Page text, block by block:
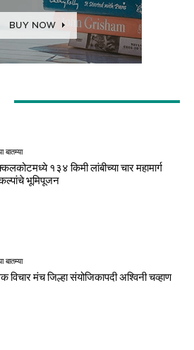
बातम्या
१३४ किमी लांबीच्या चार महामार्ग
भूमिपूजन
बातम्या
विचार मंच जिल्हा संयोजिकापदी अश्विनी चव्हाण